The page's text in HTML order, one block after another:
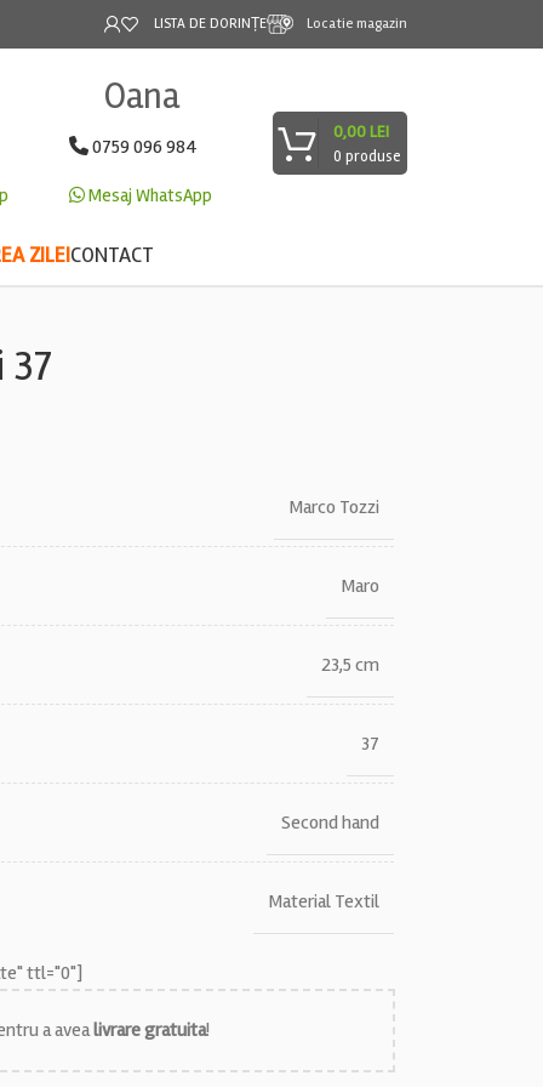
LISTA DE DORINȚE Locatie magazin
Oana
0759 096 984
Mesaj WhatsApp
0 produse
0,00LEI
ZILEICONTACT
37
Marco Tozzi
Maro
23,5 cm
37
Second hand
Material Textil
ttl="0"]
a avealivrare gratuita!